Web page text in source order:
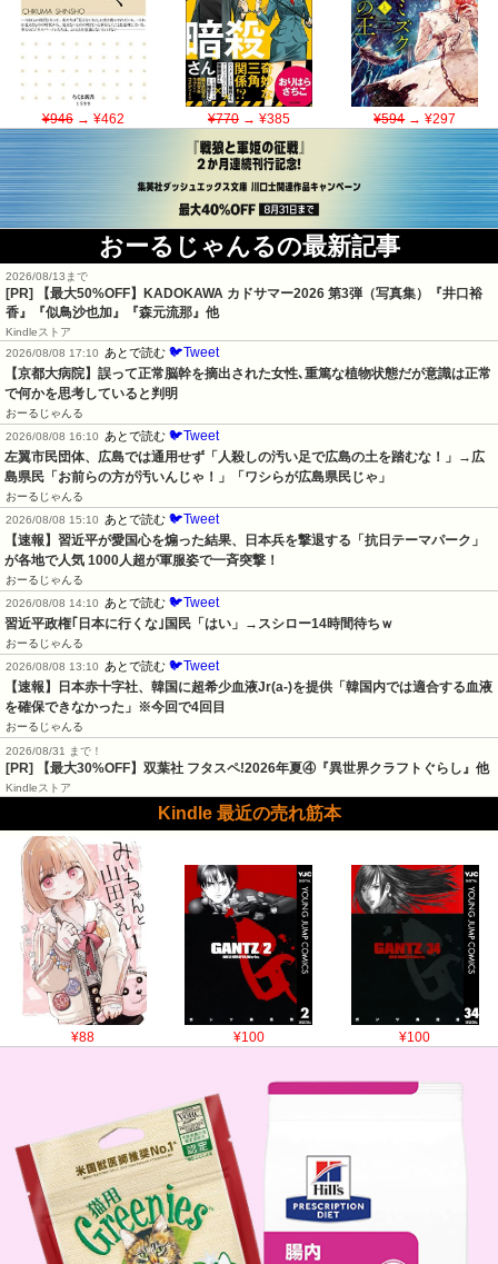
¥946→ ¥462 ¥770→ ¥385 ¥594→ ¥297
おーるじゃんるの最新記事
2026/08/13まで
[PR]
【最大50%OFF】KADOKAWA カドサマー2026 第3弾（写真集）『井口裕
香』『似鳥沙也加』『森元流那』他
Kindleストア
2026/08/08 17:10 あとで読む 🐦Tweet
【京都大病院】誤って正常脳幹を摘出された女性､重篤な植物状態だが意識は正常
で何かを思考していると判明
おーるじゃんる
2026/08/08 16:10 あとで読む 🐦Tweet
左翼市民団体、広島では通用せず「人殺しの汚い足で広島の土を踏むな！」→広
島県民「お前らの方が汚いんじゃ！」「ワシらが広島県民じゃ」
おーるじゃんる
2026/08/08 15:10 あとで読む 🐦Tweet
【速報】習近平が愛国心を煽った結果、日本兵を撃退する「抗日テーマパーク」
が各地で人気 1000人超が軍服姿で一斉突撃！
おーるじゃんる
2026/08/08 14:10 あとで読む 🐦Tweet
習近平政権｢日本に行くな｣国民「はい」→スシロー14時間待ちｗ
おーるじゃんる
2026/08/08 13:10 あとで読む 🐦Tweet
【速報】日本赤十字社、韓国に超希少血液Jr(a-)を提供「韓国内では適合する血液
を確保できなかった」※今回で4回目
おーるじゃんる
2026/08/31 まで！
[PR] 【最大30%OFF】双葉社 フタスペ!2026年夏④『異世界クラフトぐらし』他
Kindleストア
Kindle 最近の売れ筋本
¥88 ¥100 ¥100